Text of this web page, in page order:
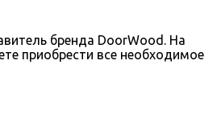
бренда DoorWood. На
приобрести все необходимое